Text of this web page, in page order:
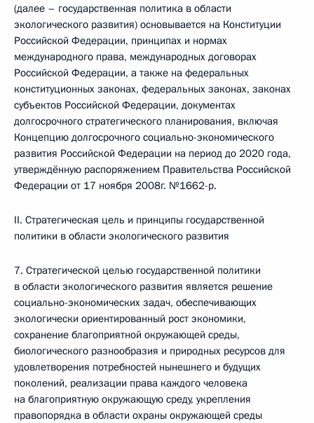
(далее – государственная политика в области
экологического развития) основывается на Конституции
Российской Федерации, принципах и нормах
международного права, международных договорах
Российской Федерации, а также на федеральных
конституционных законах, федеральных законах, законах
субъектов Российской Федерации, документах
долгосрочного стратегического планирования, включая
Концепцию долгосрочного социально-экономического
развития Российской Федерации на период до 2020 года,
утверждённую распоряжением Правительства Российской
Федерации от 17 ноября 2008г. №1662-р.
II. Стратегическая цель и принципы государственной
политики в области экологического развития
7. Стратегической целью государственной политики
в области экологического развития является решение
социально-экономических задач, обеспечивающих
экологически ориентированный рост экономики,
сохранение благоприятной окружающей среды,
биологического разнообразия и природных ресурсов для
удовлетворения потребностей нынешнего и будущих
поколений, реализации права каждого человека
на благоприятную окружающую среду, укрепления
правопорядка в области охраны окружающей среды